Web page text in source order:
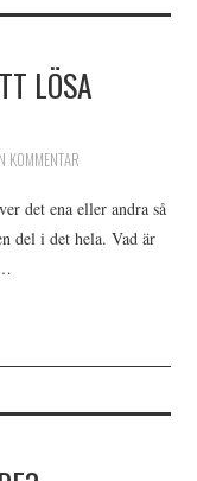
LÖSA
KOMMENTAR
det ena eller andra så
del i det hela. Vad är